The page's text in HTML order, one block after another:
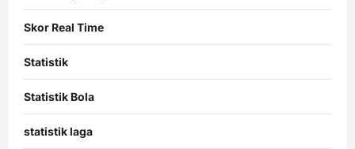
Skor Real Time
Statistik
Statistik Bola
statistik laga